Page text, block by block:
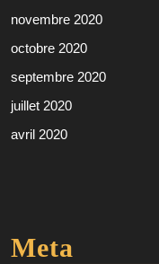
novembre 2020
octobre 2020
septembre 2020
juillet 2020
avril 2020
Meta